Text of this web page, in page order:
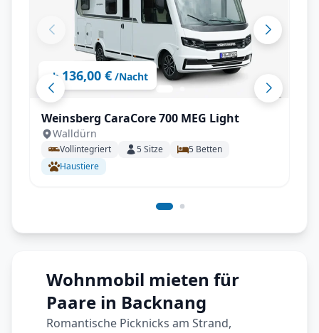
ab 136,00 € /Nacht
Weinsberg CaraCore 700 MEG Light
Walldürn
Vollintegriert 5Sitze 5 Betten
Haustiere
Wohnmobil mieten für
Paare in Backnang
Romantische Picknicks am Strand,